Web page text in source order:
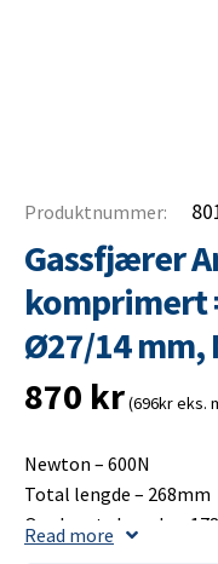
Produktnummer:
Gassfjærer
komprimert
Ø27/14 mm,
870 kr(696kr eks.
Newton – 600N
Total lengde – 268mm
Opplagets lengde –
Read more